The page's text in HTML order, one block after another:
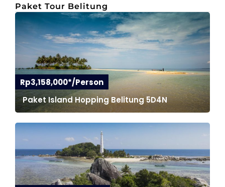
Paket Tour Belitung
Rp3,158,000*/Person
Paket Island Hopping Belitung 5D4N